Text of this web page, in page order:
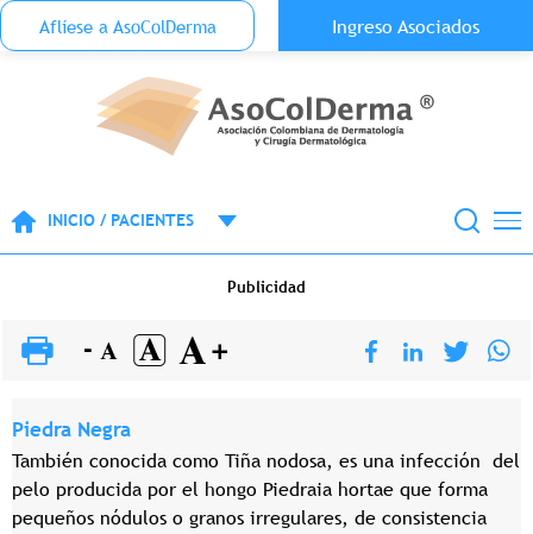
Pasar al contenido principal
Menu Top Anónimo
Aflíese a AsoColDerma Ingreso Asociados
INICIO / PACIENTES
Publicidad
Piedra Negra
También conocida como Tiña nodosa, es una infección del
pelo producida por el hongo Piedraia hortae que forma
pequeños nódulos o granos irregulares, de consistencia